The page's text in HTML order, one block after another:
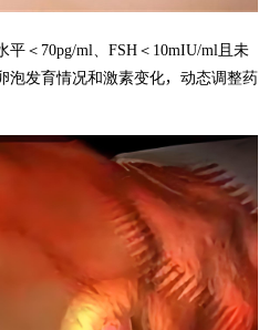
＜70pg/ml、FSH＜10mIU/ml且未
泡发育情况和激素变化，动态调整药